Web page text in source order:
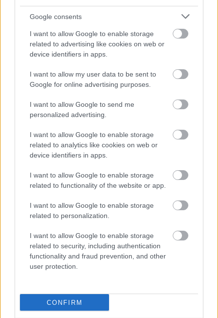
Google consents
I want to allow Google to enable storage
related to advertising like cookies on web or
device identifiers in apps.
I want to allow my user data to be sent to
Google for online advertising purposes.
I want to allow Google to send me
personalized advertising.
I want to allow Google to enable storage
related to analytics like cookies on web or
device identifiers in apps.
I want to allow Google to enable storage
related to functionality of the website or app.
I want to allow Google to enable storage
related to personalization.
I want to allow Google to enable storage
related to security, including authentication
functionality and fraud prevention, and other
user protection.
CONFIRM
DIÉTA & FOGYÁS
átalakuláson estek át az elmúlt